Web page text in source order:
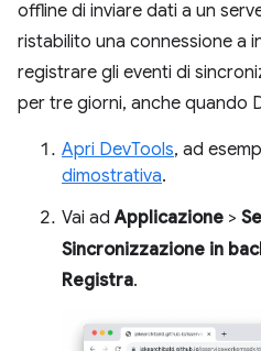
offline di inviare dati a un
ristabilito una connessione a
registrare gli eventi di
per tre giorni, anche quando
Apri DevTools, ad
dimostrativa.
Vai adApplicazione >
Sincronizzazione in
Registra.